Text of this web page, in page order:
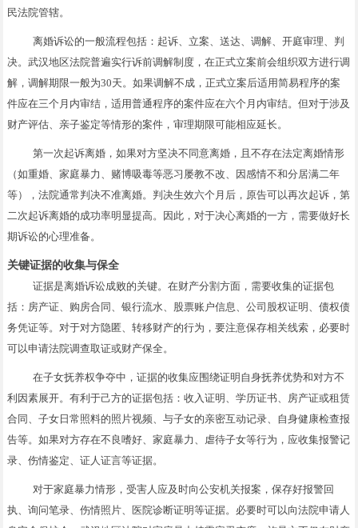
民法院管辖。
离婚诉讼的一般流程包括：起诉、立案、送达、调解、开庭审理、判
决。武汉地区法院普遍实行诉前调解制度，在正式立案前会组织双方进行调
解，调解期限一般为30天。如果调解不成，正式立案后适用简易程序的案
件应在三个月内审结，适用普通程序的案件应在六个月内审结。但对于涉及
财产评估、亲子鉴定等情形的案件，审理期限可能相应延长。
第一次起诉离婚，如果对方坚决不同意离婚，且不存在法定离婚情形
（如重婚、家庭暴力、赌博吸毒等恶习屡教不改、因感情不和分居满二年
等），法院通常判决不准离婚。判决生效六个月后，原告可以再次起诉，第
二次起诉离婚的成功率明显提高。因此，对于决心离婚的一方，需要做好长
期诉讼的心理准备。
关键证据的收集与保全
证据是离婚诉讼成败的关键。在财产分割方面，需要收集的证据包
括：房产证、购房合同、银行流水、股票账户信息、公司股权证明、债权债
务凭证等。对于对方隐匿、转移财产的行为，要注意保存相关线索，必要时
可以申请法院调查取证或财产保全。
在子女抚养权争夺中，证据的收集应围绕证明自身抚养优势和对方不
利因素展开。有利于己方的证据包括：收入证明、学历证书、房产证或租赁
合同、子女日常照料的照片视频、与子女的亲密互动记录、自身健康检查报
告等。如果对方存在不良嗜好、家庭暴力、虐待子女等行为，应收集报警记
录、伤情鉴定、证人证言等证据。
对于家庭暴力情形，受害人应及时向公安机关报案，保存好报警回
执、询问笔录、伤情照片、医院诊断证明等证据。必要时可以向法院申请人